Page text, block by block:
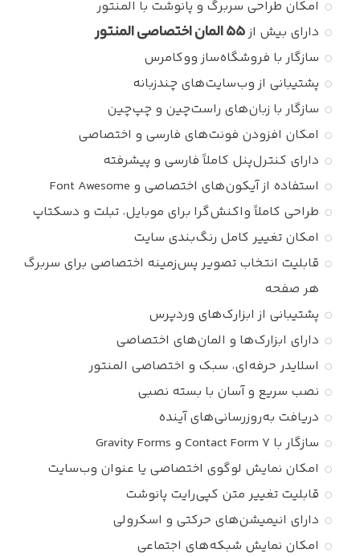
امکان طراحی سربرگ و پانوشت با المنتور
دارای بیش از۵۵ المان اختصاصی المنتور
سازگار با فروشگاه‌ساز ووکامرس
پشتیبانی از وب‌سایت‌های چندزبانه
سازگار با زبان‌های راست‌چین و چپ‌چین
امکان افزودن فونت‌های فارسی و اختصاصی
دارای کنترل‌پنل کاملاً فارسی و پیشرفته
استفاده از آیکون‌های اختصاصی و Font Awesome
طراحی کاملاً واکنش‌گرا برای موبایل، تبلت و دسکتاپ
امکان تغییر کامل رنگ‌بندی سایت
قابلیت انتخاب تصویر پس‌زمینه اختصاصی برای سربرگ
هر صفحه
پشتیبانی از ابزارک‌های وردپرس
دارای ابزارک‌ها و المان‌های اختصاصی
اسلایدر حرفه‌ای، سبک و اختصاصی المنتور
نصب سریع و آسان با بسته نصبی
دریافت به‌روزرسانی‌های آینده
سازگار با Contact Form 7 و Gravity Forms
امکان نمایش لوگوی اختصاصی یا عنوان وب‌سایت
قابلیت تغییر متن کپی‌رایت پانوشت
دارای انیمیشن‌های حرکتی و اسکرولی
امکان نمایش شبکه‌های اجتماعی